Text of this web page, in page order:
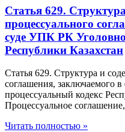
Статья 629.
процессуального
суде УПК РК
Республики Казахстан
Статья 629. Структура и
соглашения, заключаемого
процессуальный кодекс
Процессуальное
Читать полностью »